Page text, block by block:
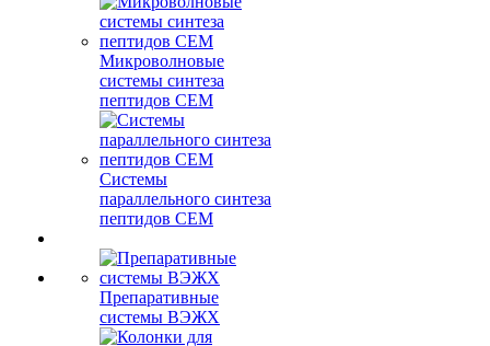
Микроволновые
системы синтеза
пептидов CEM
Системы
параллельного синтеза
пептидов CEM
Препаративные
системы ВЭЖХ